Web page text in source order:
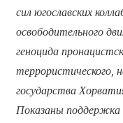
сил югославских
освободительного
геноцида
террористического,
государства
Показаны